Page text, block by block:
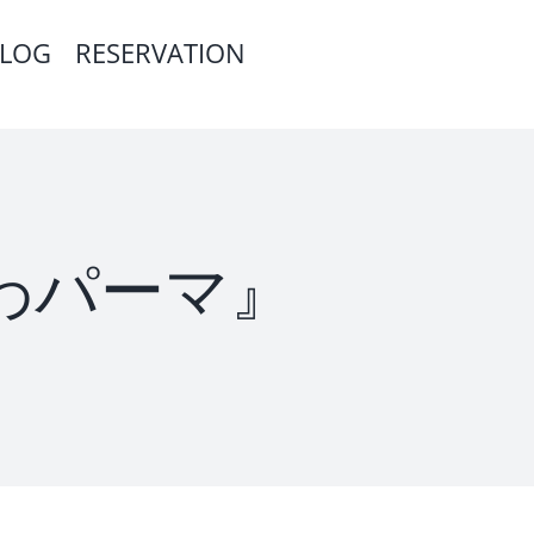
RESERVATION
ーマ』